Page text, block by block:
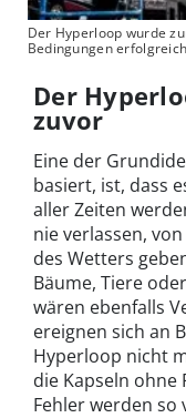
Der Hyperloop wurde
Bedingungen
Der
zuvor
Eine der
basiert, ist, dass
aller Zeiten
nie verlassen,
des Wetters
Bäume, Tiere
wären ebenfalls
ereignen sich an
Hyperloop nicht
die Kapseln ohne
Fehler werden so